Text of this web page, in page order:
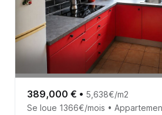
389,000 € • 5,638€/m2
Se loue 1366€/mois •